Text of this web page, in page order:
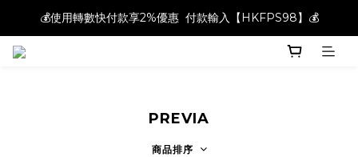
💰使用轉數快付款享2%優惠  付款輸入【HKFPS98】💰
💰使用轉數快付款享2%優惠  付款輸入【HKFPS98】💰
新註冊會員即享$20購物金｜全店滿$400本地免運費📦!
PREVIA
商品排序